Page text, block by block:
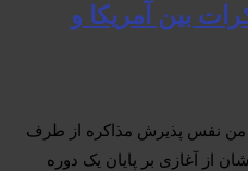
بین آمریکا و
من نفس پذیرش مذاکره از طرف
از آغازی بر پایان یک دوره